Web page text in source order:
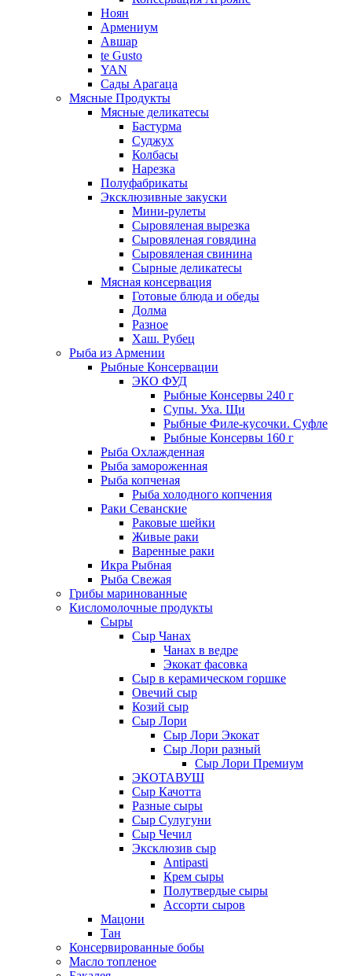
Ноян
Армениум
Авшар
te Gusto
YAN
Сады Арагаца
Мясные Продукты
Мясные деликатесы
Бастурма
Суджух
Колбасы
Нарезка
Полуфабрикаты
Эксклюзивные закуски
Мини-рулеты
Сыровяленая вырезка
Сыровяленая говядина
Сыровяленая свинина
Сырные деликатесы
Мясная консервация
Готовые блюда и обеды
Долма
Разное
Хаш. Рубец
Рыба из Армении
Рыбные Консервации
ЭКО ФУД
Рыбные Консервы 240 г
Супы. Уха. Щи
Рыбные Филе-кусочки. Суфле
Рыбные Консервы 160 г
Рыба Охлажденная
Рыба замороженная
Рыба копченая
Рыба холодного копчения
Раки Севанские
Раковые шейки
Живые раки
Варенные раки
Икра Рыбная
Рыба Свежая
Грибы маринованные
Кисломолочные продукты
Сыры
Сыр Чанах
Чанах в ведре
Экокат фасовка
Сыр в керамическом горшке
Овечий сыр
Козий сыр
Сыр Лори
Сыр Лори Экокат
Сыр Лори разный
Сыр Лори Премиум
ЭКОТАВУШ
Сыр Качотта
Разные сыры
Сыр Сулугуни
Сыр Чечил
Эксклюзив сыр
Antipasti
Крем сыры
Полутвердые сыры
Ассорти сыров
Мацони
Тан
Консервированные бобы
Масло топленое